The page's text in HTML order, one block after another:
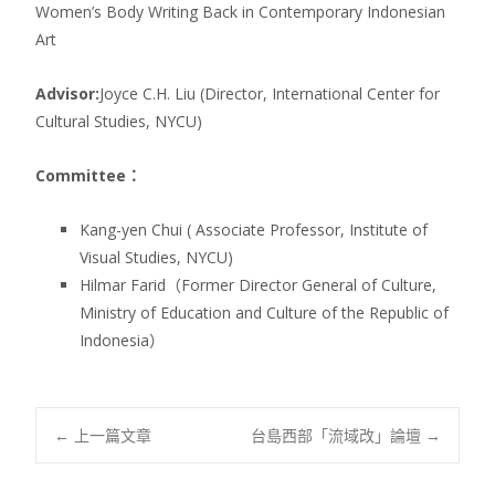
Women’s Body Writing Back in Contemporary Indonesian
Art
Advisor:Joyce C.H. Liu (Director, International Center for
Cultural Studies, NYCU)
Committee：
Kang-yen Chui ( Associate Professor, Institute of
Visual Studies, NYCU)
Hilmar Farid（Former Director General of Culture,
Ministry of Education and Culture of the Republic of
Indonesia）
Post
← 上一篇文章 台島西部「流域改」論壇 →